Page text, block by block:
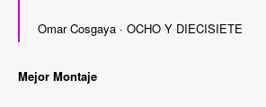
Omar Cosgaya · OCHO Y DIECISIETE
Mejor Montaje